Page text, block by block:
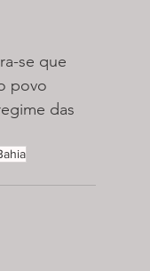
se que
povo
das